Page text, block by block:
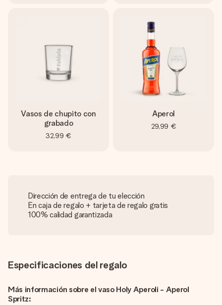
Vasos de chupito con
grabado
32,99 €
Aperol
29,99 €
Dirección de entrega de tu elección
En caja de regalo + tarjeta de regalo gratis
100% calidad garantizada
Especificaciones del regalo
Más información sobre el vaso Holy Aperoli - Aperol
Spritz: